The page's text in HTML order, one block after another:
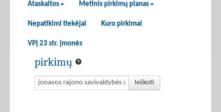
Ataskaitos Metinis pirkimų planas
Nepatikimi tiekėjai Kuro pirkimai
VPĮ 23 str. įmonės
pirkimų
Ieškoti